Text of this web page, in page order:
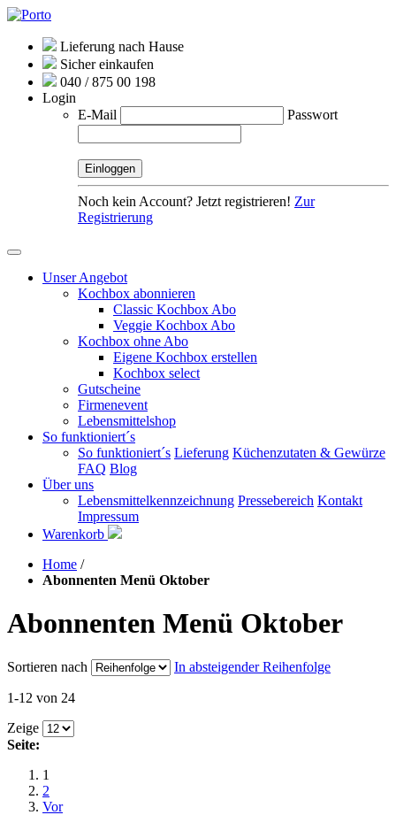
Lieferung nach Hause
Sicher einkaufen
040 / 875 00 198
Login
E-Mail
Passwort
Noch kein Account? Jetzt registrieren! Zur
Registrierung
Unser Angebot
Kochbox abonnieren
Classic Kochbox Abo
Veggie Kochbox Abo
Kochbox ohne Abo
Eigene Kochbox erstellen
Kochbox select
Gutscheine
Firmenevent
Lebensmittelshop
So funktioniert´s
So funktioniert´s Lieferung Küchenzutaten & Gewürze
FAQ Blog
Über uns
Lebensmittelkennzeichnung Pressebereich Kontakt
Impressum
Warenkorb
Home /
Abonnenten Menü Oktober
Abonnenten Menü Oktober
Sortieren nach In absteigender Reihenfolge
1-12 von 24
Zeige
Seite:
1
2
Vor